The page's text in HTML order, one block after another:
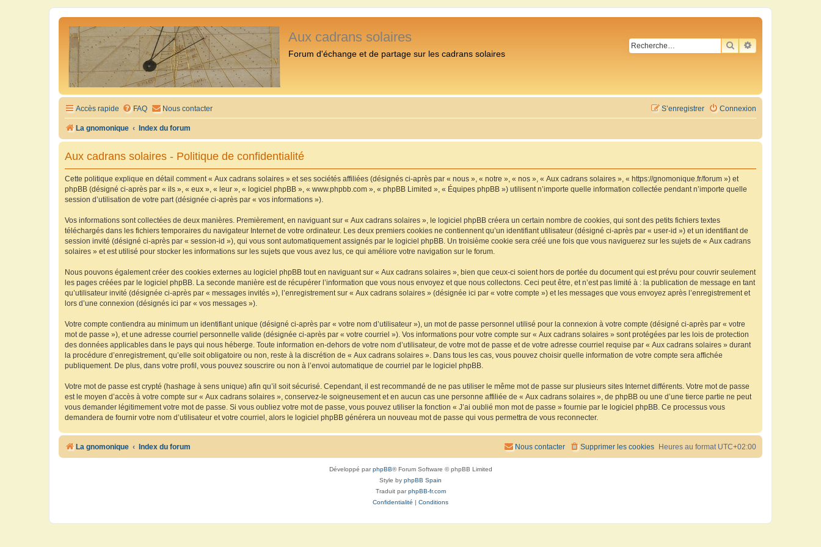
Aux cadrans solaires
Forum d'échange et de partage sur les cadrans solaires
RECHERCHER
RECHERCHE
Accès rapide FAQ Nous contacter Connexion
S’enregistrer
La gnomonique Index du forum
Aux cadrans solaires - Politique de confidentialité
Cette politique explique en détail comment « Aux cadrans solaires » et ses sociétés affiliées (désignés ci-après par « nous », « notre », « nos », « Aux cadrans solaires », « https://gnomonique.fr/forum ») et
phpBB (désigné ci-après par « ils », « eux », « leur », « logiciel phpBB », « www.phpbb.com », « phpBB Limited », « Équipes phpBB ») utilisent n’importe quelle information collectée pendant n’importe quelle
session d’utilisation de votre part (désignée ci-après par « vos informations »).
Vos informations sont collectées de deux manières. Premièrement, en naviguant sur « Aux cadrans solaires », le logiciel phpBB créera un certain nombre de cookies, qui sont des petits fichiers textes
téléchargés dans les fichiers temporaires du navigateur Internet de votre ordinateur. Les deux premiers cookies ne contiennent qu’un identifiant utilisateur (désigné ci-après par « user-id ») et un identifiant de
session invité (désigné ci-après par « session-id »), qui vous sont automatiquement assignés par le logiciel phpBB. Un troisième cookie sera créé une fois que vous naviguerez sur les sujets de « Aux cadrans
solaires » et est utilisé pour stocker les informations sur les sujets que vous avez lus, ce qui améliore votre navigation sur le forum.
Nous pouvons également créer des cookies externes au logiciel phpBB tout en naviguant sur « Aux cadrans solaires », bien que ceux-ci soient hors de portée du document qui est prévu pour couvrir seulement
les pages créées par le logiciel phpBB. La seconde manière est de récupérer l’information que vous nous envoyez et que nous collectons. Ceci peut être, et n’est pas limité à : la publication de message en tant
qu’utilisateur invité (désignée ci-après par « messages invités »), l’enregistrement sur « Aux cadrans solaires » (désignée ici par « votre compte ») et les messages que vous envoyez après l’enregistrement et
lors d’une connexion (désignés ici par « vos messages »).
Votre compte contiendra au minimum un identifiant unique (désigné ci-après par « votre nom d’utilisateur »), un mot de passe personnel utilisé pour la connexion à votre compte (désigné ci-après par « votre
mot de passe »), et une adresse courriel personnelle valide (désignée ci-après par « votre courriel »). Vos informations pour votre compte sur « Aux cadrans solaires » sont protégées par les lois de protection
des données applicables dans le pays qui nous héberge. Toute information en-dehors de votre nom d’utilisateur, de votre mot de passe et de votre adresse courriel requise par « Aux cadrans solaires » durant
la procédure d’enregistrement, qu’elle soit obligatoire ou non, reste à la discrétion de « Aux cadrans solaires ». Dans tous les cas, vous pouvez choisir quelle information de votre compte sera affichée
publiquement. De plus, dans votre profil, vous pouvez souscrire ou non à l’envoi automatique de courriel par le logiciel phpBB.
Votre mot de passe est crypté (hashage à sens unique) afin qu’il soit sécurisé. Cependant, il est recommandé de ne pas utiliser le même mot de passe sur plusieurs sites Internet différents. Votre mot de passe
est le moyen d’accès à votre compte sur « Aux cadrans solaires », conservez-le soigneusement et en aucun cas une personne affiliée de « Aux cadrans solaires », de phpBB ou une d’une tierce partie ne peut
vous demander légitimement votre mot de passe. Si vous oubliez votre mot de passe, vous pouvez utiliser la fonction « J’ai oublié mon mot de passe » fournie par le logiciel phpBB. Ce processus vous
demandera de fournir votre nom d’utilisateur et votre courriel, alors le logiciel phpBB générera un nouveau mot de passe qui vous permettra de vous reconnecter.
La gnomonique Index du forum Heures au format UTC+02:00
Supprimer les cookies
Nous contacter
Développé parphpBB® Forum Software © phpBB Limited
Style by phpBB Spain
Traduit parphpBB-fr.com
Confidentialité
Conditions